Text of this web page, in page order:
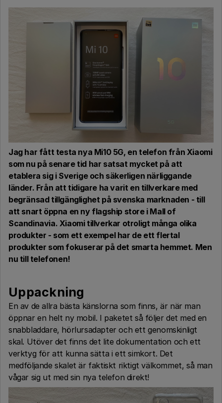
Jag har fått testa nya Mi10 5G, en telefon från Xiaomi
som nu på senare tid har satsat mycket på att
etablera sig i Sverige och säkerligen närliggande
länder. Från att tidigare ha varit en tillverkare med
begränsad tillgänglighet på svenska marknaden - till
att snart öppna en ny flagship store i Mall of
Scandinavia. Xiaomi tillverkar otroligt många olika
produkter - som ett exempel har de ett flertal
produkter som fokuserar på det smarta hemmet. Men
nu till telefonen!
Uppackning
En av de allra bästa känslorna som finns, är när man
öppnar en helt ny mobil. I paketet så följer det med en
snabbladdare, hörlursadapter och ett genomskinligt
skal. Utöver det finns det lite dokumentation och ett
verktyg för att kunna sätta i ett simkort. Det
medföljande skalet är faktiskt riktigt välkommet, så man
vågar sig ut med sin nya telefon direkt!